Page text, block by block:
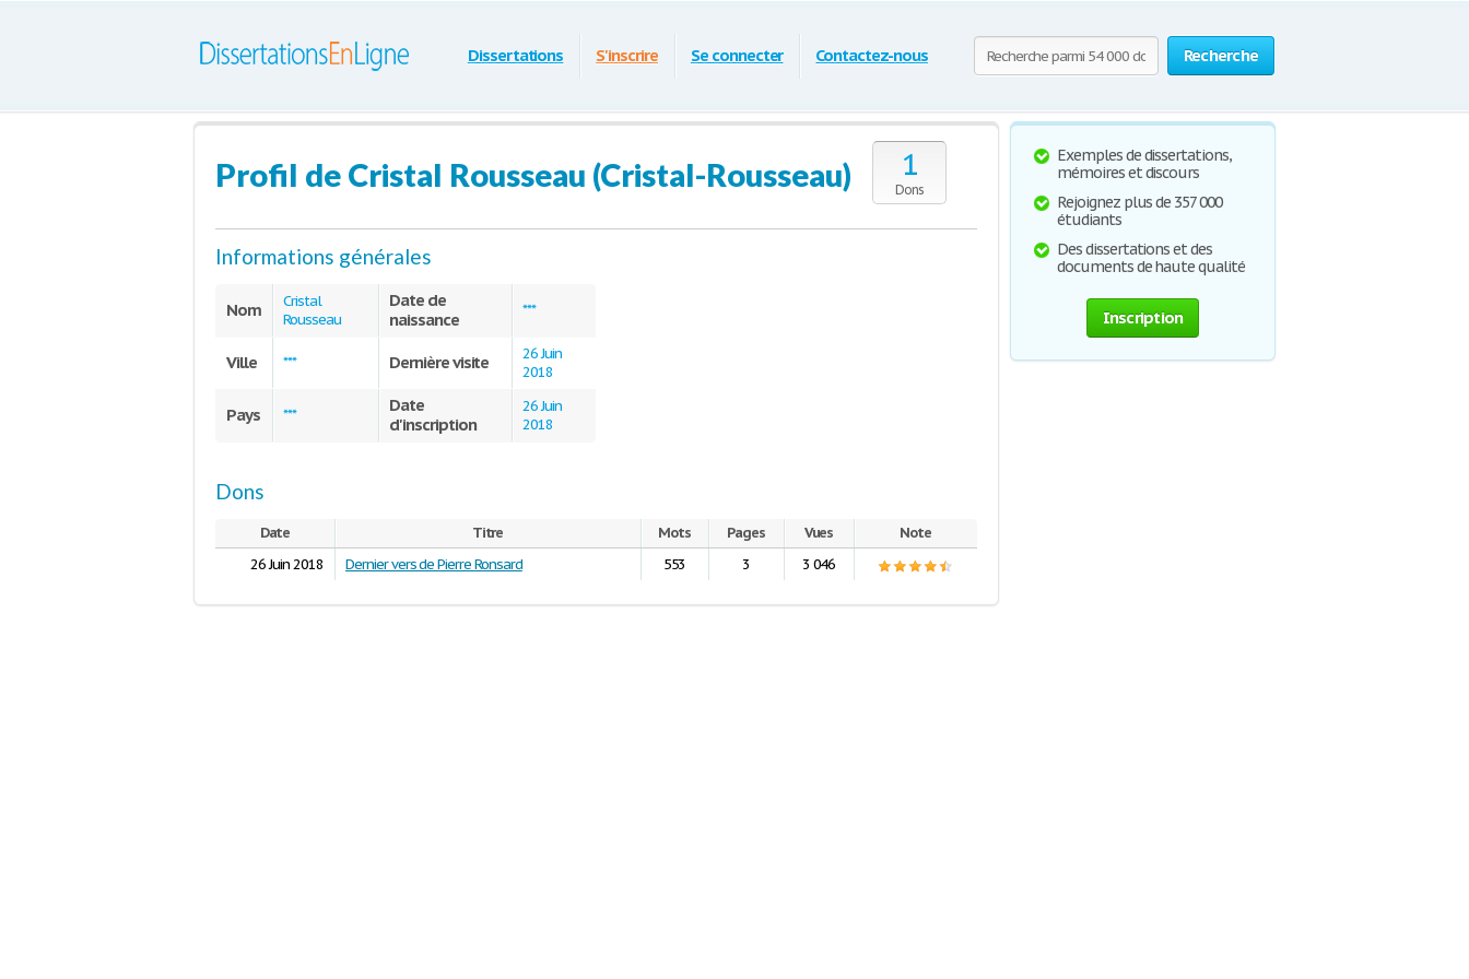
Recherche
Dissertations S'inscrire Se connecter Contactez-nous
1
Dons
Profil de Cristal Rousseau (Cristal-Rousseau)
Informations générales
Nom
Cristal
Rousseau
Date de
naissance
***
Ville *** Dernière visite
26 Juin
2018
Pays ***
Date
d'inscription
26 Juin
2018
Dons
Date Titre Mots Pages Vues
Note
26 Juin 2018
Dernier vers de Pierre Ronsard 553 3 3 046
Exemples de dissertations,
mémoires et discours
Rejoignez plus de 357 000
étudiants
Des dissertations et des
documents de haute qualité
Inscription